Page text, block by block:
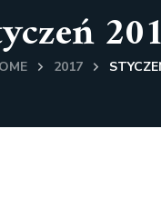
2017